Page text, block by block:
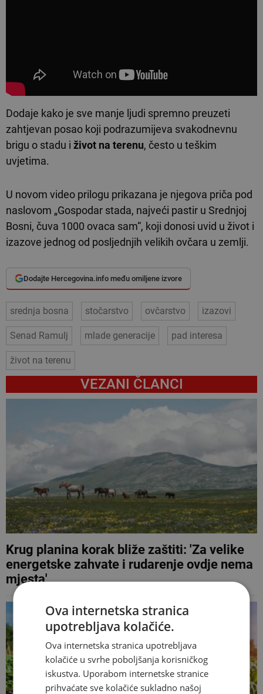
Dodaje kako je sve manje ljudi spremno preuzeti
zahtjevan posao koji podrazumijeva svakodnevnu
brigu o stadu i život na terenu, često u teškim
uvjetima.
U novom video prilogu prikazana je njegova priča pod
naslovom „Gospodar stada, najveći pastir u Srednjoj
Bosni, čuva 1000 ovaca sam“, koji donosi uvid u život i
izazove jednog od posljednjih velikih ovčara u zemlji.
Dodajte Hercegovina.info među omiljene izvore
srednja bosna stočarstvo ovčarstvo izazovi
Senad Ramulj mlade generacije pad interesa
život na terenu
VEZANI ČLANCI
Krug planina korak bliže zaštiti: 'Za velike
energetske zahvate i rudarenje ovdje nema
mjesta'
Ova internetska stranica
upotrebljava kolačiće.
Ova internetska stranica upotrebljava
kolačiće u svrhe poboljšanja korisničkog
iskustva. Uporabom internetske stranice
prihvaćate sve kolačiće sukladno našoj